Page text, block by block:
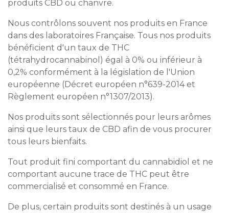
produits CBD ou chanvre.
Nous contrôlons souvent nos produits en France
dans des laboratoires Française. Tous nos produits
bénéficient d'un taux de THC
(tétrahydrocannabinol) égal à 0% ou inférieur à
0,2% conformément à la législation de l'Union
européenne (Décret européen n°639-2014 et
Règlement européen n°1307/2013).
Nos produits sont sélectionnés pour leurs arômes
ainsi que leurs taux de CBD afin de vous procurer
tous leurs bienfaits.
Tout produit fini comportant du cannabidiol et ne
comportant aucune trace de THC peut être
commercialisé et consommé en France.
De plus, certain produits sont destinés à un usage